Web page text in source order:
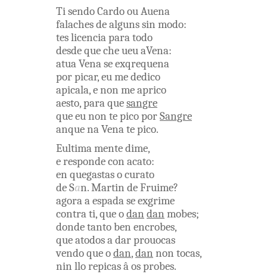
TisendoCardoouAuena
falachesde algunssin modo:
teslicenciaparatodo
desdequecheueuaVena:
atuaVenaseexqrequena
porpicar,eumededico
apicala,enon meaprico
aesto,paraquesangre
queeunon tepicoporSangre
anquenaVenatepico.
Eultima mentedime,
erespondecon acato:
en quegastasocurato
deSan.Martin deFruime?
agoraaespadaseexgrime
contrati,queodan dan mobes;
dondetantoben encrobes,
queatodosadarprouocas
vendoqueodan,dan non tocas,
nin llorepicasâ osprobes.